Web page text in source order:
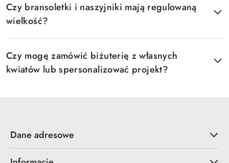
Czy bransoletki i naszyjniki mają regulowaną
wielkość?
Czy mogę zamówić biżuterię z własnych
kwiatów lub spersonalizować projekt?
Dane adresowe